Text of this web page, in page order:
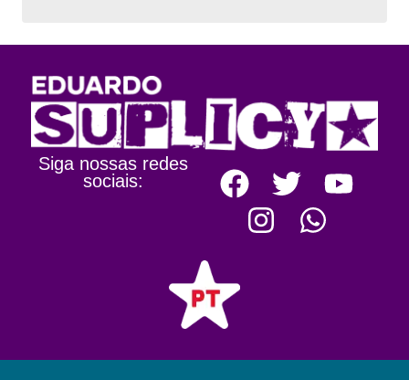
Siga nossas redes
sociais: